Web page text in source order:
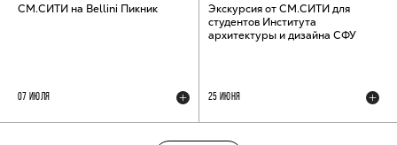
СМ.СИТИ на Bellini Пикник
07 ИЮЛЯ
Экскурсия от СМ.СИТИ для
студентов Института
архитектуры и дизайна СФУ
25 ИЮНЯ